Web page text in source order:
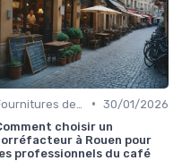
• 30/01/2026
choisir un
à Rouen pour
professionnels du café